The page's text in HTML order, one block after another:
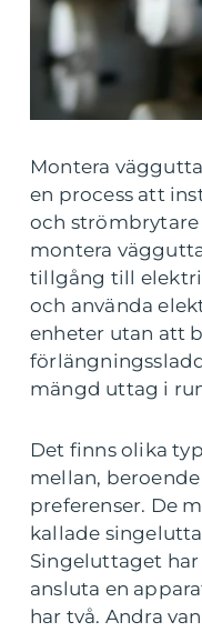
Montera
en process att
och strömbrytare
montera
tillgång till
och använda
enheter utan att
mängd uttag i
Det finns olika
mellan,
preferenser. De
kallade
Singeluttaget
ansluta en
har två. Andra